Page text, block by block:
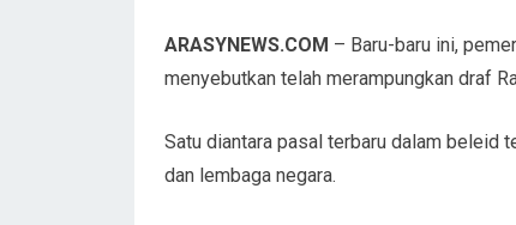
ARASYNEWS.COM – Baru-baru ini,
menyebutkan telah merampungkan draf
Satu diantara pasal terbaru dalam beleid
dan lembaga negara.